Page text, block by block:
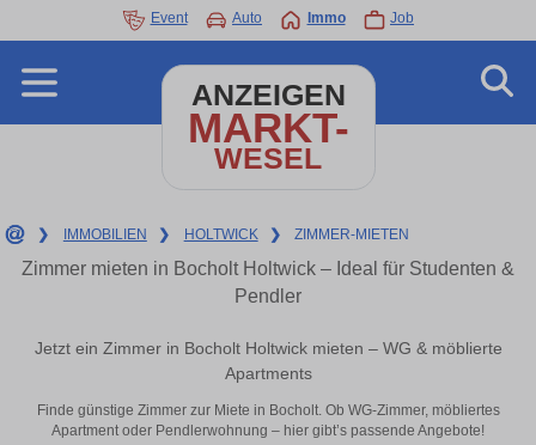
Event Auto Immo Job
ANZEIGEN
MARKT-
WESEL
❯ IMMOBILIEN ❯ HOLTWICK ❯ ZIMMER-MIETEN
Zimmer mieten in Bocholt Holtwick – Ideal für Studenten &
Pendler
Jetzt ein Zimmer in Bocholt Holtwick mieten – WG & möblierte
Apartments
Finde günstige Zimmer zur Miete in Bocholt. Ob WG-Zimmer, möbliertes
Apartment oder Pendlerwohnung – hier gibt’s passende Angebote!